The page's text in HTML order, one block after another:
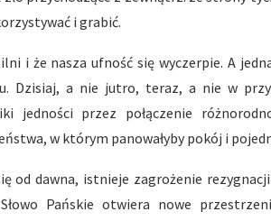
i grabić.
i że nasza ufność się wyczerpie. A
a nie jutro, teraz, a nie w
jedności przez połączenie
w którym panowałyby pokój i
od dawna, istnieje zagrożenie
Pańskie otwiera nowe